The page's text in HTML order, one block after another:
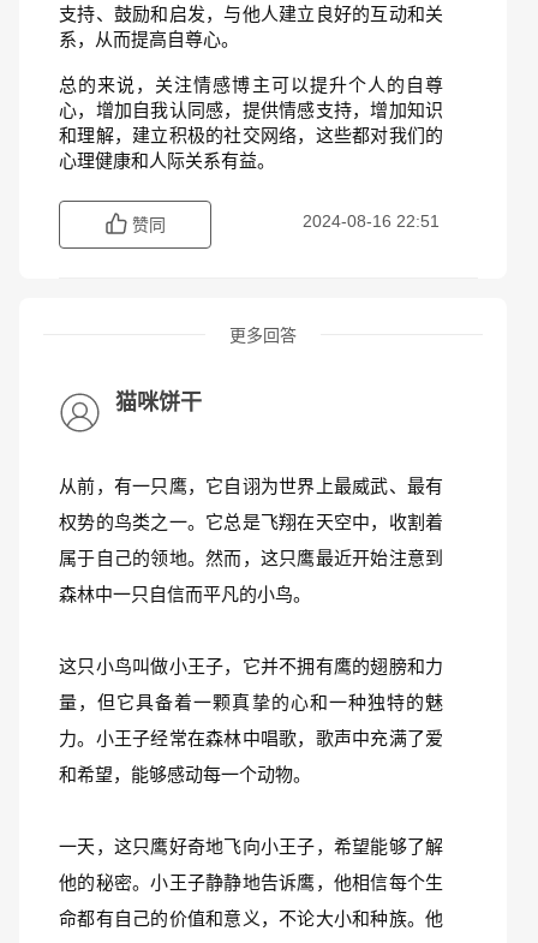
支持、鼓励和启发，与他人建立良好的互动和关
系，从而提高自尊心。
总的来说，关注情感博主可以提升个人的自尊
心，增加自我认同感，提供情感支持，增加知识
和理解，建立积极的社交网络，这些都对我们的
心理健康和人际关系有益。
赞同 2024-08-16 22:51
更多回答
猫咪饼干
从前，有一只鹰，它自诩为世界上最威武、最有
权势的鸟类之一。它总是飞翔在天空中，收割着
属于自己的领地。然而，这只鹰最近开始注意到
森林中一只自信而平凡的小鸟。
这只小鸟叫做小王子，它并不拥有鹰的翅膀和力
量，但它具备着一颗真挚的心和一种独特的魅
力。小王子经常在森林中唱歌，歌声中充满了爱
和希望，能够感动每一个动物。
一天，这只鹰好奇地飞向小王子，希望能够了解
他的秘密。小王子静静地告诉鹰，他相信每个生
命都有自己的价值和意义，不论大小和种族。他